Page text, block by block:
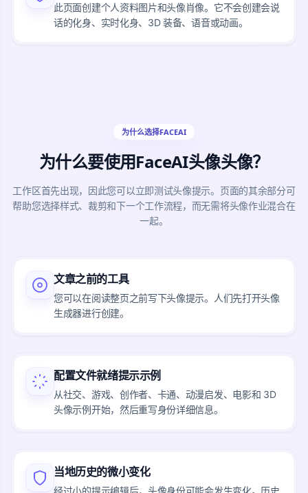
此页面创建个人资料图片和头像肖像。它不会创建会说
话的化身、实时化身、3D 装备、语音或动画。
为什么选择FACEAI
为什么要使用FaceAI头像头像？
工作区首先出现，因此您可以立即测试头像提示。页面的其余部分可
帮助您选择样式、裁剪和下一个工作流程，而无需将头像作业混合在
一起。
文章之前的工具
您可以在阅读整页之前写下头像提示。人们先打开头像
生成器进行创建。
配置文件就绪提示示例
从社交、游戏、创作者、卡通、动漫启发、电影和 3D
头像示例开始，然后重写身份详细信息。
当地历史的微小变化
经过小的提示编辑后，头像身份可能会发生变化。历史